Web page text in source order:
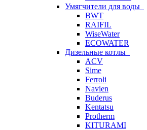
Умягчители для воды
BWT
RAIFIL
WiseWater
ECOWATER
Дизельные котлы
ACV
Sime
Ferroli
Navien
Buderus
Kentatsu
Protherm
KITURAMI